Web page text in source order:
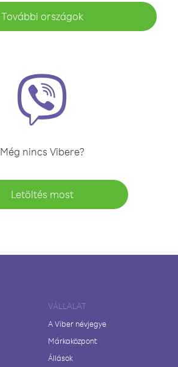
További országok
Még nincs Vibere?
Letöltés most
VÁLLALAT
A Viber névjegye
Márkaközpont
Állások